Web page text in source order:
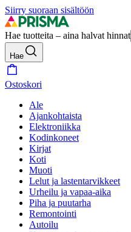
Siirry suoraan sisältöön
Hae tuotteita – aina halvat hinnat
Hae
Ostoskori
Ale
Ajankohtaista
Elektroniikka
Kodinkoneet
Kirjat
Koti
Muoti
Lelut ja lastentarvikkeet
Urheilu ja vapaa-aika
Piha ja puutarha
Remontointi
Autoilu